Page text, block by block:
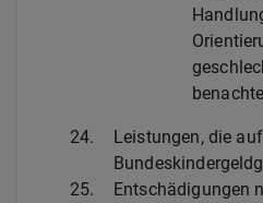
24.
Leistungen, die
25.
Entschädigungen